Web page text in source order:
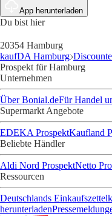
App herunterladen
Du bist hier
20354 Hamburg
kaufDA Hamburg
Prospekt für Hamburg
Unternehmen
Über Bonial.deFür Handel
Supermarkt Angebote
EDEKA ProspektKaufland
Beliebte Händler
Aldi Nord ProspektNetto
Ressourcen
Deutschlands Einkaufszettel
herunterladen